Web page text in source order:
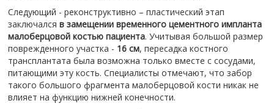
Следующий - реконструктивно – пластический этап
заключался в замещении временного цементного импланта
малоберцовой костью пациента. Учитывая большой размер
поврежденного участка - 16 см, пересадка костного
трансплантата была возможна только вместе с сосудами,
питающими эту кость. Специалисты отмечают, что забор
такого большого фрагмента малоберцовой кости никак не
влияет на функцию нижней конечности.